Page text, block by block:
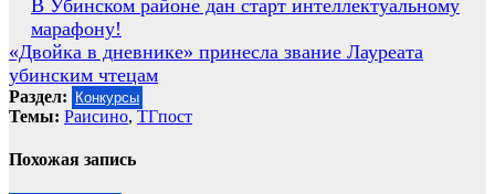
Навигация
по
записям
В Убинском районе дан старт интеллектуальному
марафону!
«Двойка в дневнике» принесла звание Лауреата
убинским чтецам
Раздел: Конкурсы
Темы: Раисино, ТГпост
Похожая запись